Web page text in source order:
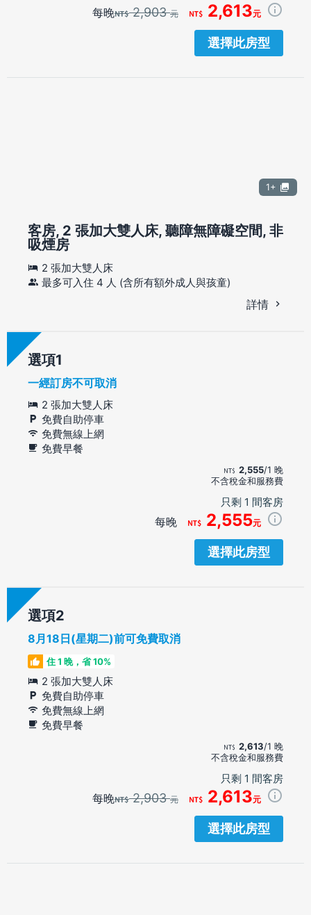
每晚 2,903元 2,613元
選擇此房型
1+
客房, 2 張加大雙人床, 聽障無障礙空間, 非
吸煙房
2 張加大雙人床
最多可入住 4 人 (含所有額外成人與孩童)
詳情
選項
一經訂房不可取消
2 張加大雙人床
免費自助停車
免費無線上網
免費早餐
2,555/1 晚
不含稅金和服務費
只剩 1 間客房
每晚 2,555元
選擇此房型
選項
8月18日(星期二)前可免費取消
住 1 晚，省 10%
2 張加大雙人床
免費自助停車
免費無線上網
免費早餐
2,613/1 晚
不含稅金和服務費
只剩 1 間客房
每晚 2,903元 2,613元
選擇此房型